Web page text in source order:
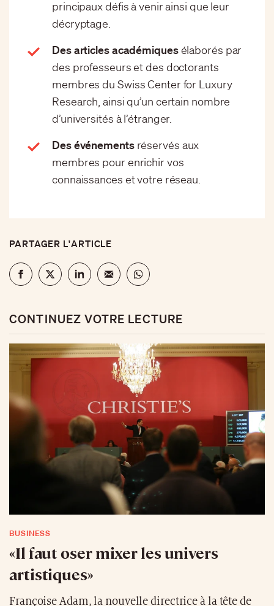
principaux défis à venir ainsi que leur
décryptage.
Des articles académiquesélaborés par
des professeurs et des doctorants
membres du Swiss Center for Luxury
Research, ainsi qu’un certain nombre
d’universités à l’étranger.
Des événementsréservés aux
membres pour enrichir vos
connaissances et votre réseau.
PARTAGER L'ARTICLE
CONTINUEZ VOTRE LECTURE
BUSINESS
«Il faut oser mixer les univers
artistiques»
Françoise Adam, la nouvelle directrice à la tête de